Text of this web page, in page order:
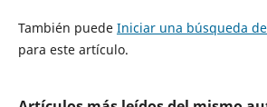
También puede Iniciar una búsqueda
para este artículo.